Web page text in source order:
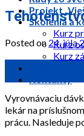
Projekt
Školenia a
Kurz
Kurz
Kurz
Posted on 24. júla
Vyrovnávaciu
lekár na
prácu. Nasleduje